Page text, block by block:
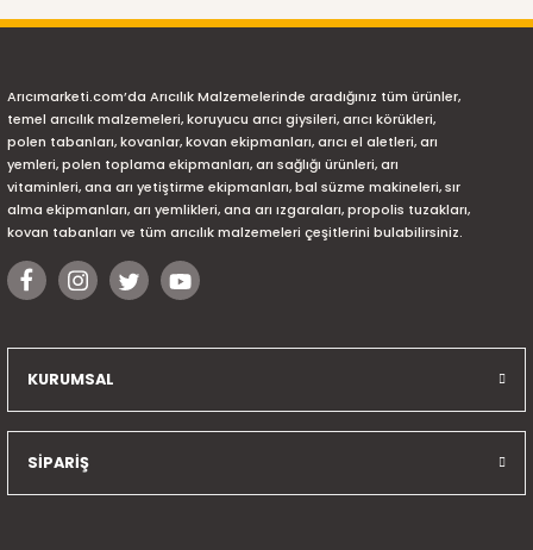
Arıcımarketi.com’da Arıcılık Malzemelerinde aradığınız tüm ürünler,
temel arıcılık malzemeleri, koruyucu arıcı giysileri, arıcı körükleri,
polen tabanları, kovanlar, kovan ekipmanları, arıcı el aletleri, arı
yemleri, polen toplama ekipmanları, arı sağlığı ürünleri, arı
vitaminleri, ana arı yetiştirme ekipmanları, bal süzme makineleri, sır
alma ekipmanları, arı yemlikleri, ana arı ızgaraları, propolis tuzakları,
kovan tabanları ve tüm arıcılık malzemeleri çeşitlerini bulabilirsiniz.
KURUMSAL
SİPARİŞ